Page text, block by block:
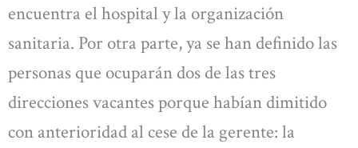
encuentra el hospital y la organización
sanitaria. Por otra parte, ya se han definido las
personas que ocuparán dos de las tres
direcciones vacantes porque habían dimitido
con anterioridad al cese de la gerente: la